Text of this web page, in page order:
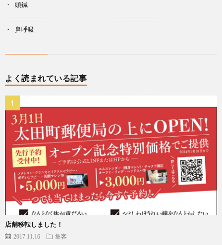
頭鍼
鼻呼吸
よく読まれている記事
店舗移転しました！
2017.11.16 集客